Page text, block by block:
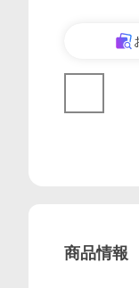
商品情報